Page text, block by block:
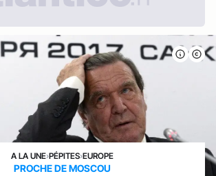
A LA UNE›PÉPITES›EUROPE
PROCHE DE MOSCOU